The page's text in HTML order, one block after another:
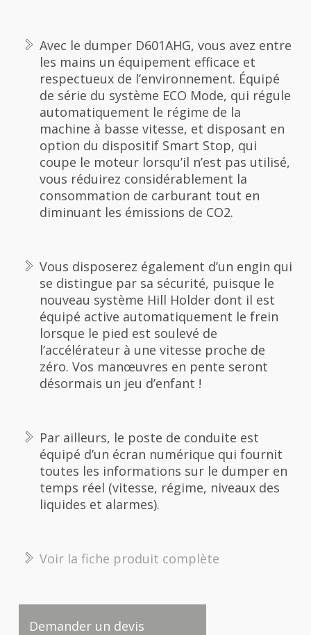
Avec le dumper D601AHG, vous avez entre
les mains un équipement efficace et
respectueux de l’environnement. Équipé
de série du système ECO Mode, qui régule
automatiquement le régime de la
machine à basse vitesse, et disposant en
option du dispositif Smart Stop, qui
coupe le moteur lorsqu’il n’est pas utilisé,
vous réduirez considérablement la
consommation de carburant tout en
diminuant les émissions de CO2.
Vous disposerez également d’un engin qui
se distingue par sa sécurité, puisque le
nouveau système Hill Holder dont il est
équipé active automatiquement le frein
lorsque le pied est soulevé de
l’accélérateur à une vitesse proche de
zéro. Vos manœuvres en pente seront
désormais un jeu d’enfant !
Par ailleurs, le poste de conduite est
équipé d’un écran numérique qui fournit
toutes les informations sur le dumper en
temps réel (vitesse, régime, niveaux des
liquides et alarmes).
Voir la fiche produit complète
Demander un devis